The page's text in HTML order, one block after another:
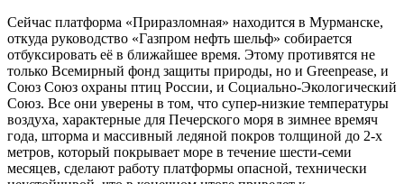
Сейчас платформа «Приразломная» находится в Мурманске,
откуда руководство «Газпром нефть шельф» собирается
отбуксировать её в ближайшее время. Этому противятся не
только Всемирный фонд защиты природы, но и Greenpease, и
Союз Союз охраны птиц России, и Социально-Экологический
Союз. Все они уверены в том, что супер-низкие температуры
воздуха, характерные для Печерского моря в зимнее времяч
года, шторма и массивный ледяной покров толщиной до 2-х
метров, который покрывает море в течение шести-семи
месяцев, сделают работу платформы опасной, технически